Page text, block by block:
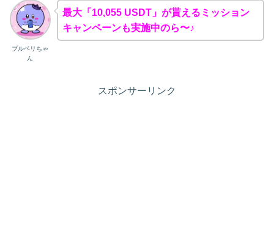
ブルベリちゃ
ん
最大「10,055 USDT」が貰えるミッション
キャンペーンも実施中のら〜♪
スポンサーリンク